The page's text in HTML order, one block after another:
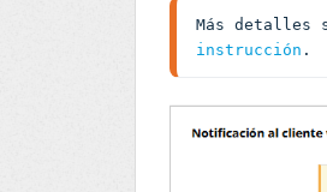
Más detalles
instrucción .